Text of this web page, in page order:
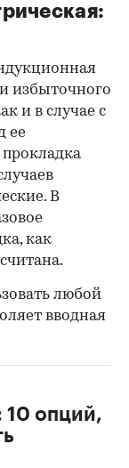
избыточного
и в случае с
ее
В
как
любой
вводная
10 опций,